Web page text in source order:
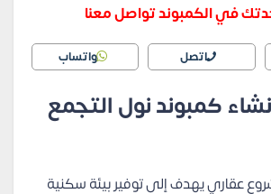
في الكمبوند تواصل معنا
اتصل واتساب
كمبوند نول التجمع
عقاري يهدف إلى توفير بيئة سكنية